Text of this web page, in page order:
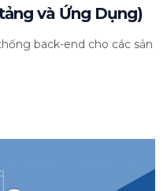
và Ứng Dụng)
back-end cho các sản